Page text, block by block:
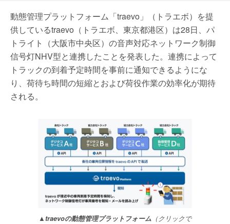
動態管理プラットフォーム「traevo」（トラエボ）を提
供しているtraevo（トラエボ、東京都港区）は28日、パ
トライト（大阪市中央区）の音声対応ネットワーク制御
信号灯NHV型と連携したことを発表した。連携によって
トラックの到着予定時間を事前に通知できるようにな
り、荷待ち時間の短縮とおよび荷役作業の効率化が期待
される。
▲traevoの動態管理プラットフォーム （クリックで